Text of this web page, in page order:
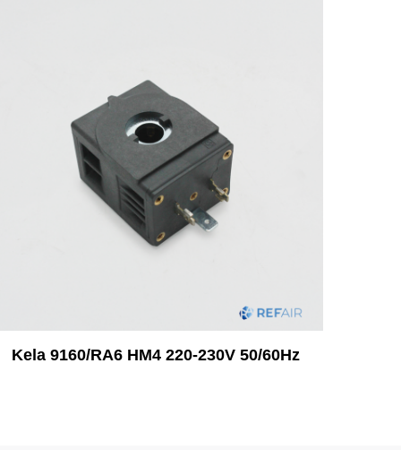
Kela 9160/RA6 HM4 220-230V 50/60Hz